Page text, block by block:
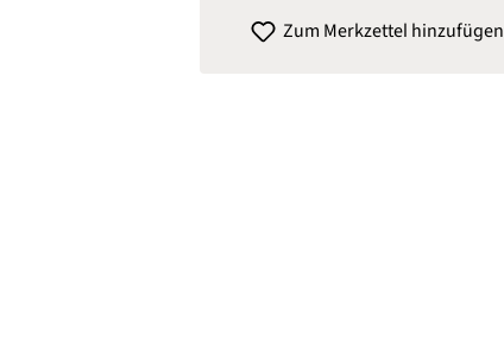
Zum Merkzettel hinzufügen